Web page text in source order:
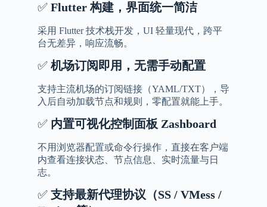
✅ Flutter构建，界面统一简洁
采用 Flutter 技术栈开发，UI 轻量现代，跨平
台无差异，响应流畅。
✅ 机场订阅即用，无需手动配置
支持主流机场的订阅链接（YAML/TXT），导
入后自动加载节点和规则，零配置就能上手。
✅ 内置可视化控制面板 Zashboard
不用浏览器配置或命令行操作，直接在客户端
内查看连接状态、节点信息、实时流量与日
志。
✅ 支持最新代理协议（SS / VMess /